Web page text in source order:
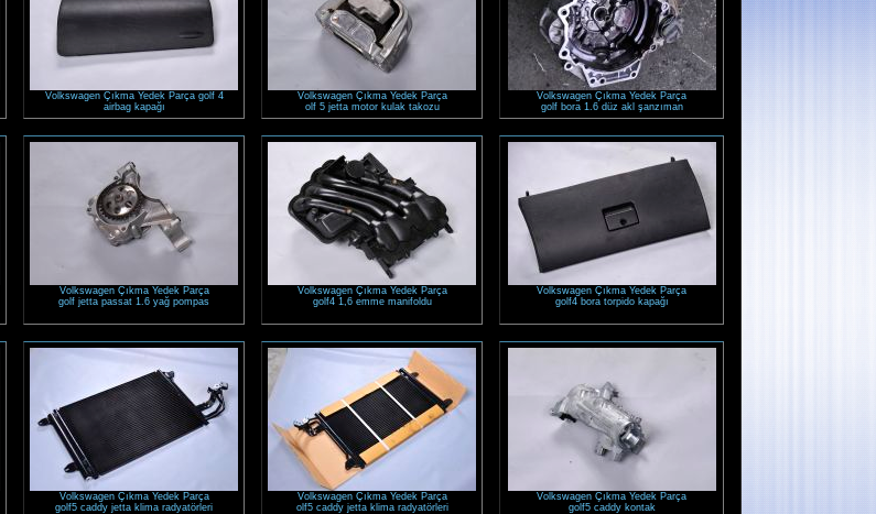
Volkswagen Çıkma Yedek Parça golf 4
airbag kapağı
Volkswagen Çıkma Yedek Parça
olf 5 jetta motor kulak takozu
Volkswagen Çıkma Yedek Parça
golf bora 1.6 düz akl şanzıman
Volkswagen Çıkma Yedek Parça
golf jetta passat 1.6 yağ pompas
Volkswagen Çıkma Yedek Parça
golf4 1,6 emme manifoldu
Volkswagen Çıkma Yedek Parça
golf4 bora torpido kapağı
Volkswagen Çıkma Yedek Parça
golf5 caddy jetta klima radyatörleri
Volkswagen Çıkma Yedek Parça
olf5 caddy jetta klima radyatörleri
Volkswagen Çıkma Yedek Parça
golf5 caddy kontak